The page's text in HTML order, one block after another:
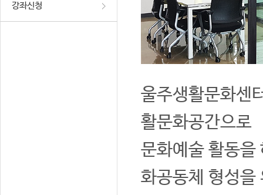
강좌신청
울주생활문화센
활문화공간으로
문화예술 활동을
화공동체 형성을